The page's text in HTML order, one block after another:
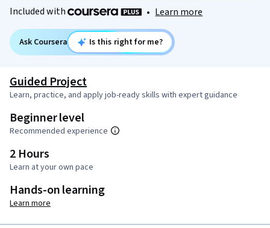
Included with • Learn more
Ask Coursera Is this right for me?
Guided Project
Learn, practice, and apply job-ready skills with expert guidance
Beginner level
Recommended experience
2 Hours
Learn at your own pace
Hands-on learning
Learn more